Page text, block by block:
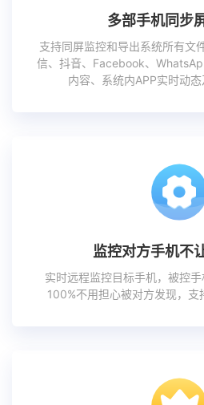
多部手机同步
支持同屏监控和导出系统所有文
信、抖音、Facebook、
内容、系统内APP实时动态
监控对方手机不
实时远程监控目标手机，被控手
100%不用担心被对方发现，支